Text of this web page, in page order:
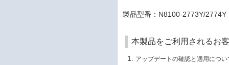
製品型番：N8100-2773Y/2774Y
本製品をご利用されるお
アップデートの確認と適用につい